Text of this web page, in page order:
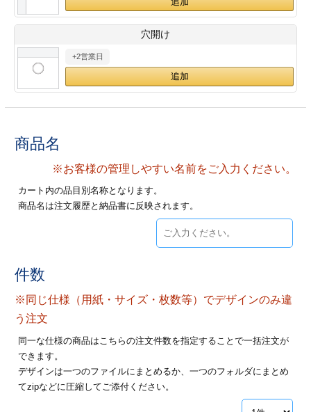
印刷
フォルダー
印刷
印刷
リーブ印刷
加工
印刷
刷
印刷
カード印刷
ァイル印刷
穴開け
+2営業日
商品名
※お客様の管理しやすい名前をご入力ください。
カート内の品目別名称となります。
商品名は注文履歴と納品書に反映されます。
件数
※同じ仕様（用紙・サイズ・枚数等）でデザインのみ違
う注文
同一な仕様の商品はこちらの注文件数を指定することで一括注文が
できます。
デザインは一つのファイルにまとめるか、一つのフォルダにまとめ
てzipなどに圧縮してご添付ください。